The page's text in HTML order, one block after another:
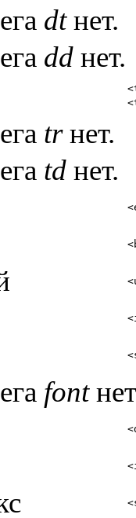
dtнет.
dd нет.
trнет.
td нет.
font